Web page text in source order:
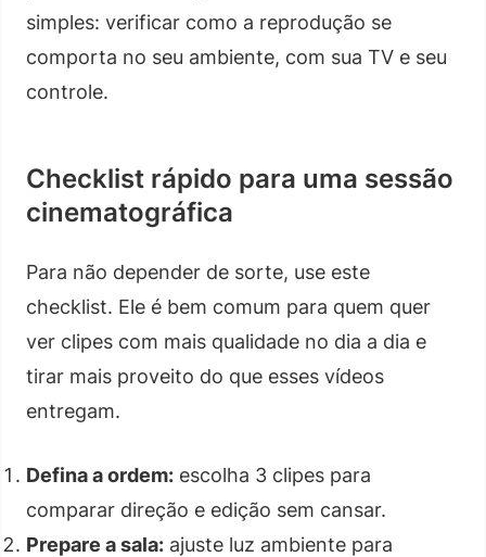
simples: verificar como a reprodução se
comporta no seu ambiente, com sua TV e seu
controle.
Checklist rápido para uma sessão
cinematográfica
Para não depender de sorte, use este
checklist. Ele é bem comum para quem quer
ver clipes com mais qualidade no dia a dia e
tirar mais proveito do que esses vídeos
entregam.
Defina a ordem: escolha 3 clipes para
comparar direção e edição sem cansar.
Prepare a sala: ajuste luz ambiente para